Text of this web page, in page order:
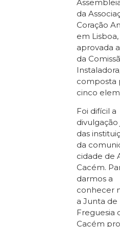
da
Coração
em Lisboa,
aprovada
da
composta
cinco
Foi difícil a
das
da
cidade de
Cacém.
darmos a
conhecer
a Junta de
Freguesia
Cacém